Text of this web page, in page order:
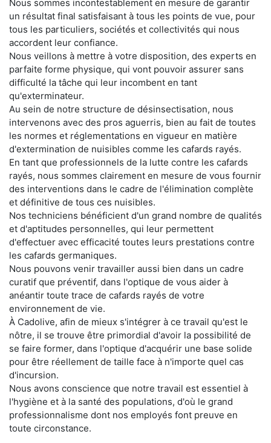
Nous sommes incontestablement en mesure de garantir
un résultat final satisfaisant à tous les points de vue, pour
tous les particuliers, sociétés et collectivités qui nous
accordent leur confiance.
Nous veillons à mettre à votre disposition, des experts en
parfaite forme physique, qui vont pouvoir assurer sans
difficulté la tâche qui leur incombent en tant
qu'exterminateur.
Au sein de notre structure de désinsectisation, nous
intervenons avec des pros aguerris, bien au fait de toutes
les normes et réglementations en vigueur en matière
d'extermination de nuisibles comme les cafards rayés.
En tant que professionnels de la lutte contre les cafards
rayés, nous sommes clairement en mesure de vous fournir
des interventions dans le cadre de l'élimination complète
et définitive de tous ces nuisibles.
Nos techniciens bénéficient d'un grand nombre de qualités
et d'aptitudes personnelles, qui leur permettent
d'effectuer avec efficacité toutes leurs prestations contre
les cafards germaniques.
Nous pouvons venir travailler aussi bien dans un cadre
curatif que préventif, dans l'optique de vous aider à
anéantir toute trace de cafards rayés de votre
environnement de vie.
À Cadolive, afin de mieux s'intégrer à ce travail qu'est le
nôtre, il se trouve être primordial d'avoir la possibilité de
se faire former, dans l'optique d'acquérir une base solide
pour être réellement de taille face à n'importe quel cas
d'incursion.
Nous avons conscience que notre travail est essentiel à
l'hygiène et à la santé des populations, d'où le grand
professionnalisme dont nos employés font preuve en
toute circonstance.